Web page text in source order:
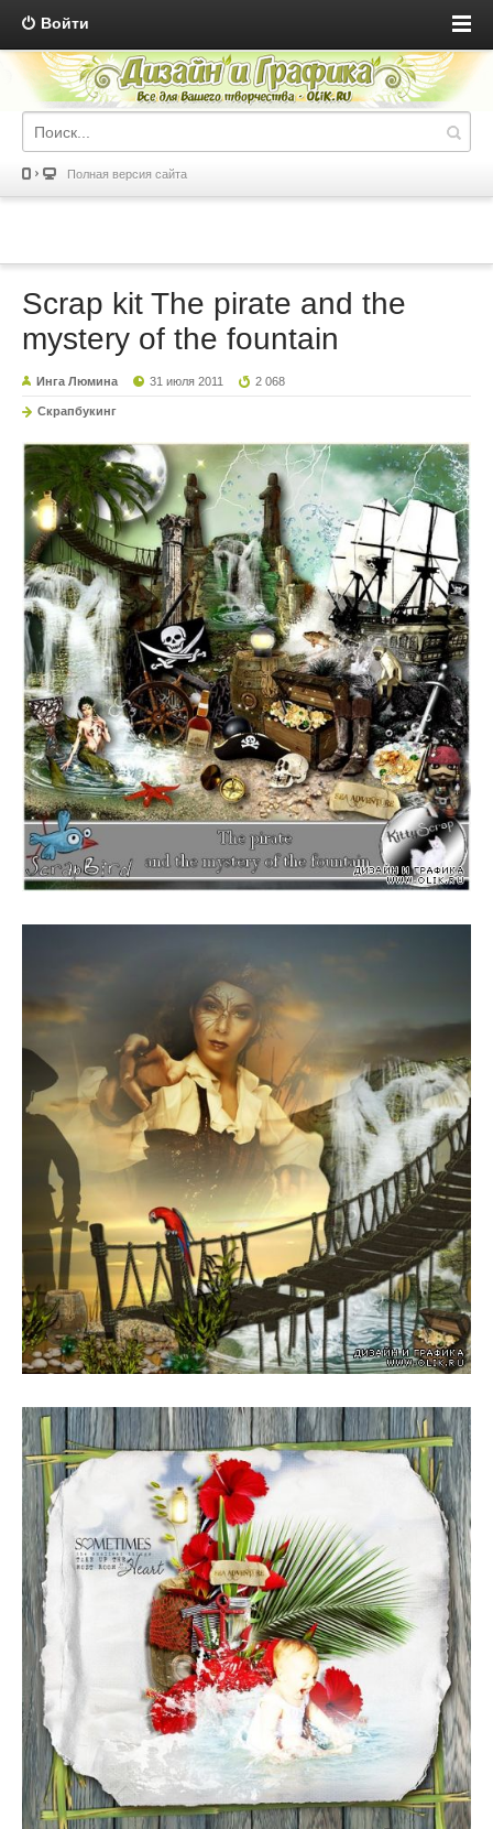
Войти
Полная версия сайта
Scrap kit The pirate and the
mystery of the fountain
Инга Люмина 31 июля 2011 2 068
Скрапбукинг